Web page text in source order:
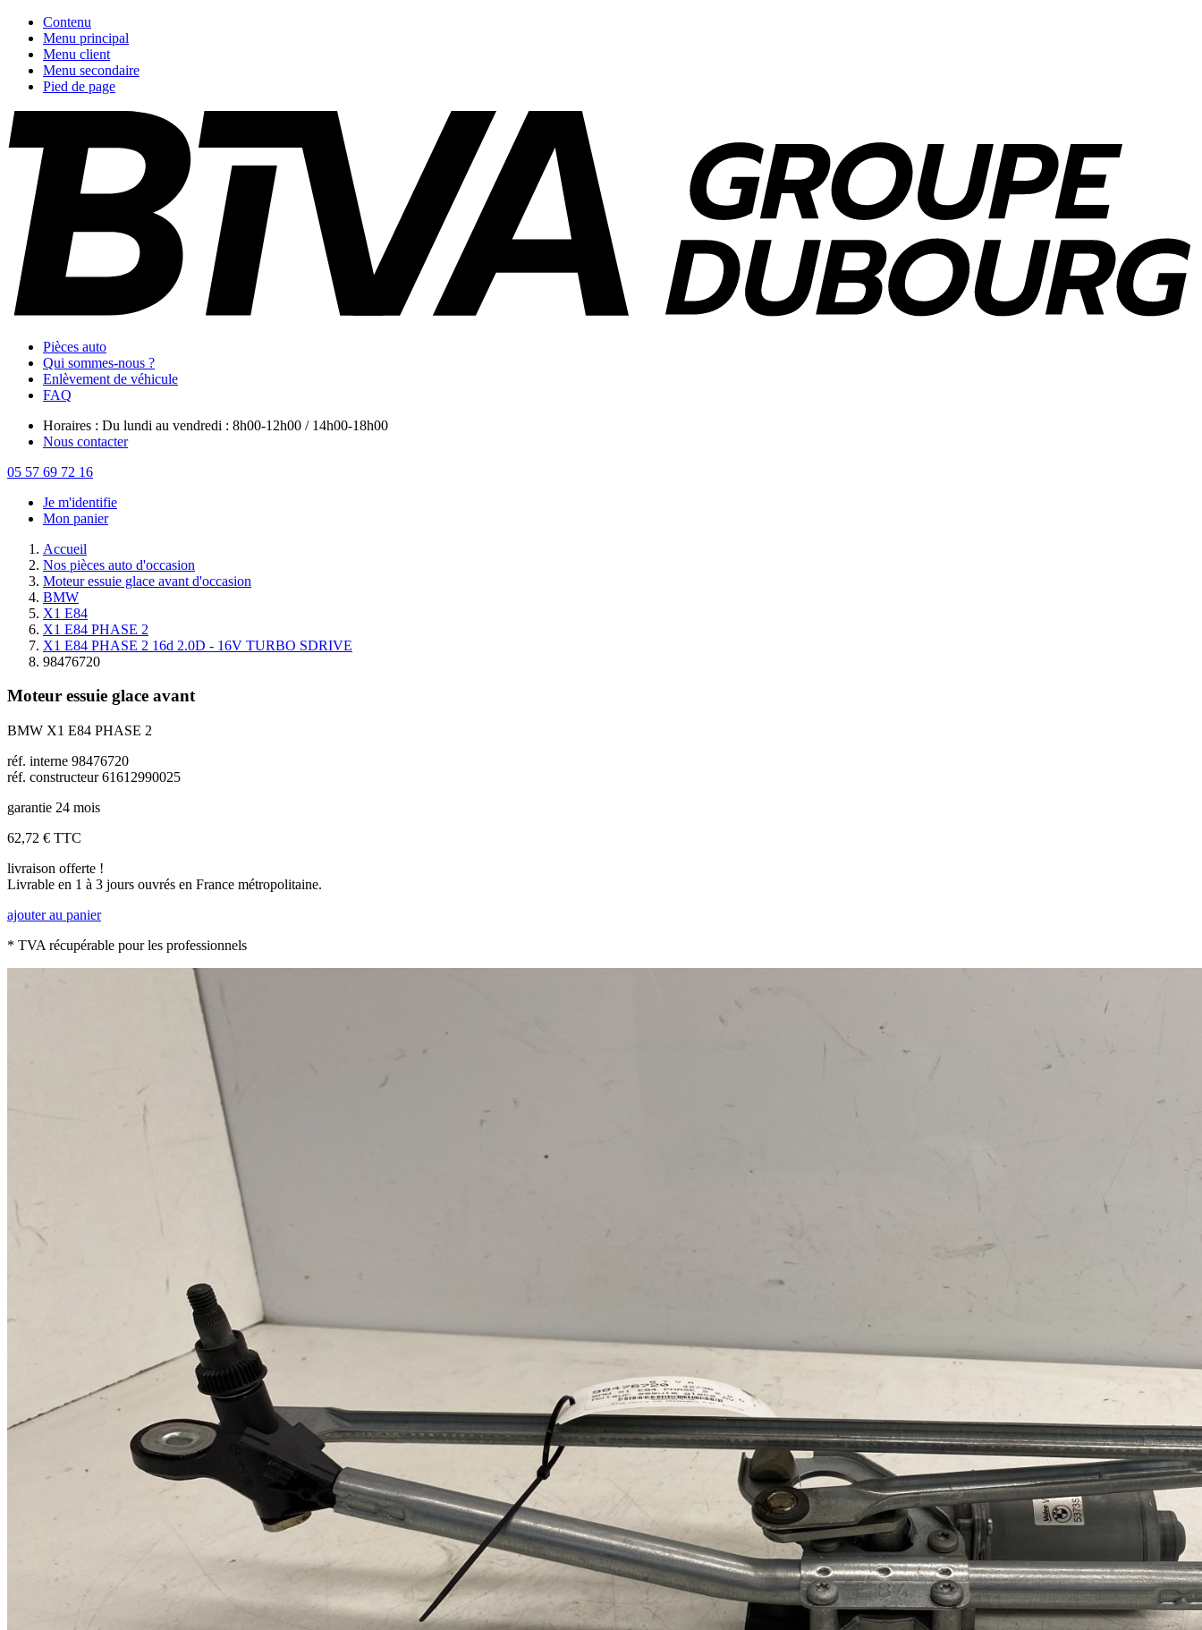
Contenu
Menu principal
Menu client
Menu secondaire
Pied de page
Pièces auto
Qui sommes-nous ?
Enlèvement de véhicule
FAQ
Horaires : Du lundi au vendredi : 8h00-12h00 / 14h00-18h00
Nous contacter
05 57 69 72 16
Je m'identifie
Mon panier
Accueil
Nos pièces auto d'occasion
Moteur essuie glace avant d'occasion
BMW
X1 E84
X1 E84 PHASE 2
X1 E84 PHASE 2 16d 2.0D - 16V TURBO SDRIVE
98476720
Moteur essuie glace avant
BMW X1 E84 PHASE 2
réf. interne 98476720
réf. constructeur 61612990025
garantie 24 mois
62,72 € TTC
livraison offerte !
Livrable en 1 à 3 jours ouvrés en France métropolitaine.
ajouter au panier
* TVA récupérable pour les professionnels